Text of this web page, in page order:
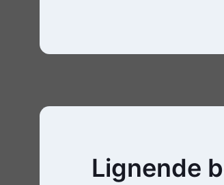
Lignende